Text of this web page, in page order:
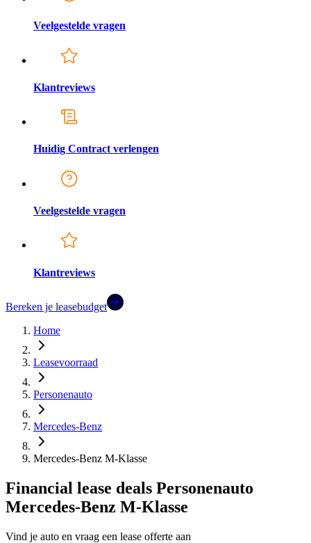
Veelgestelde vragen
Klantreviews
Huidig Contract verlengen
Veelgestelde vragen
Klantreviews
Bereken je leasebudget
Home
Leasevoorraad
Personenauto
Mercedes-Benz
Mercedes-Benz M-Klasse
Financial lease deals Personenauto
Mercedes-Benz M-Klasse
Vind je auto en vraag een lease offerte aan